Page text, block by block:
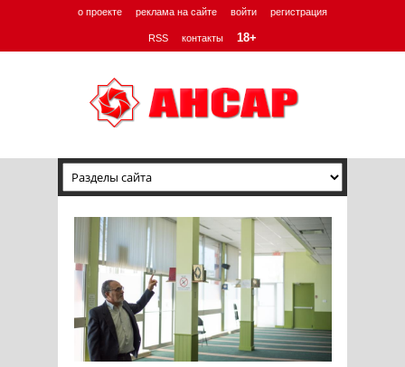
о проекте реклама на сайте войти регистрация
RSS контакты 18+